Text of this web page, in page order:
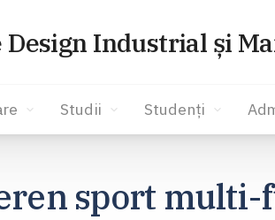
Design Industrial și
Studii Studenți
sport